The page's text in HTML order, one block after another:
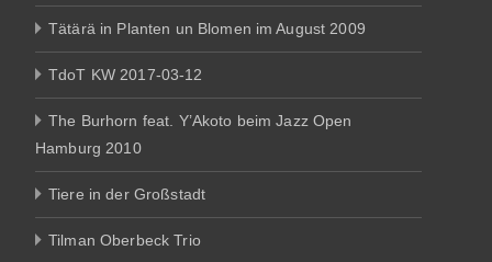
Tätärä in Planten un Blomen im August 2009
TdoT KW 2017-03-12
The Burhorn feat. Y’Akoto beim Jazz Open
Hamburg 2010
Tiere in der Großstadt
Tilman Oberbeck Trio